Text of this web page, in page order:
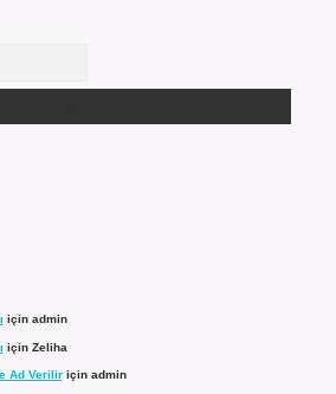
için admin
için Zeliha
Ad Veriliriçin admin